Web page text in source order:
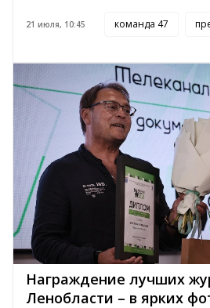
21 июля, 10:45 команда 47
Награждение лучших
Ленобласти – в ярких